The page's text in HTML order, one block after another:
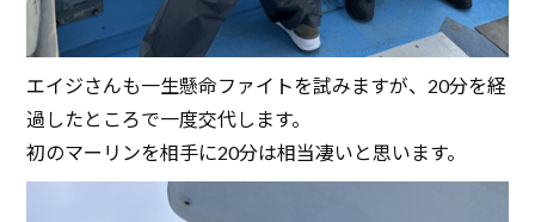
エイジさんも一生懸命ファイトを試みますが、20分を経
過したところで一度交代します。
初のマーリンを相手に20分は相当凄いと思います。